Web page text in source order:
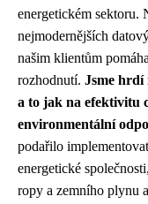
energetickém sektoru.
nejmodernějších
našim klientům
rozhodnutí. Jsme hrdí
a to jak na efektivitu
environmentální
podařilo
energetické
ropy a zemního plynu